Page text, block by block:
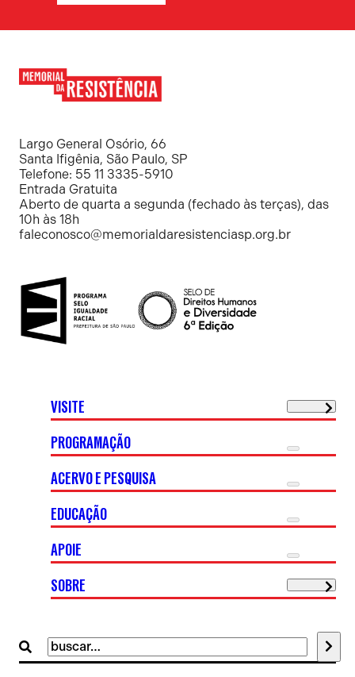
Resistência
Largo General Osório, 66
Santa Ifigênia, São Paulo, SP
Telefone: 55 11 3335-5910
Entrada Gratuita
Aberto de quarta a segunda (fechado às terças), das
10h às 18h
faleconosco@memorialdaresistenciasp.org.br
Buscar
por:
VISITE
PROGRAMAÇÃO
ACERVO E PESQUISA
EDUCAÇÃO
APOIE
SOBRE